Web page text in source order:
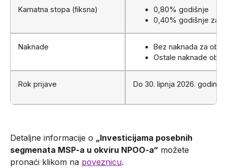
Kamatna stopa (fiksna)
0,80% godišnje
0,40% godišnje za
Naknade
Bez naknada za
Ostale naknade
Rok prijave Do 30. lipnja 2026. godine
Detaljne informacije o „Investicijama posebnih
segmenata MSP-a u okviru NPOO-a“ možete
pronaći klikom na poveznicu.